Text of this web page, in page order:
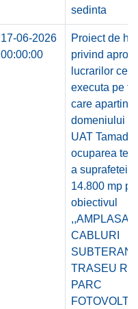
sedinta
17-06-2026
00:00:00
Proiect de
privind
lucrarilor ce
executa pe
care apartine
domeniului
UAT
ocuparea
a suprafetei
14.800 mp
obiectivul
CABLURI
TRASEU
PARC